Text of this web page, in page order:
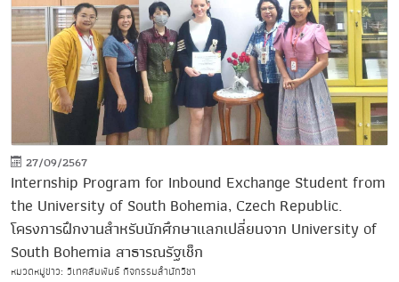
27/09/2567
Internship Program for Inbound Exchange Student from
the University of South Bohemia, Czech Republic.
โครงการฝึกงานสำหรับนักศึกษาแลกเปลี่ยนจาก University of
South Bohemia สาธารณรัฐเช็ก
หมวดหมู่ข่าว: วิเทศสัมพันธ์ กิจกรรมสำนักวิชา